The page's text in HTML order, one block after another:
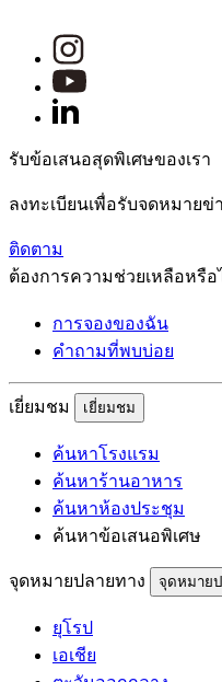
รับข้อเสนอสุดพิเศษของเรา
ลงทะเบียนเพื่อรับจดหมายข่
ติดตาม
ต้องการความช่วยเหลือหรือ
การจองของฉัน
คำถามที่พบบ่อย
เยี่ยมชม เยี่ยมชม
ค้นหาโรงแรม
ค้นหาร้านอาหาร
ค้นหาห้องประชุม
ค้นหาข้อเสนอพิเศษ
จุดหมายปลายทาง จุดหมาย
ยุโรป
เอเชีย